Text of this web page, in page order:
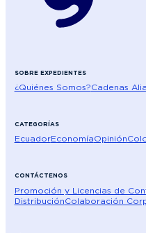
SOBRE EXPEDIENTES
¿Quiénes Somos?Cadenas
CATEGORÍAS
EcuadorEconomíaOpinión
CONTÁCTENOS
Promoción y Licencias de
DistribuciónColaboración